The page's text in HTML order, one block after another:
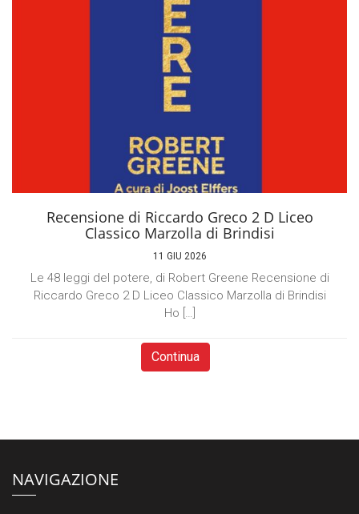
Recensione di Riccardo Greco 2 D Liceo
Classico Marzolla di Brindisi
11 GIU 2026
Le 48 leggi del potere, di Robert Greene Recensione di
Riccardo Greco 2 D Liceo Classico Marzolla di Brindisi
Ho […]
Continua
NAVIGAZIONE